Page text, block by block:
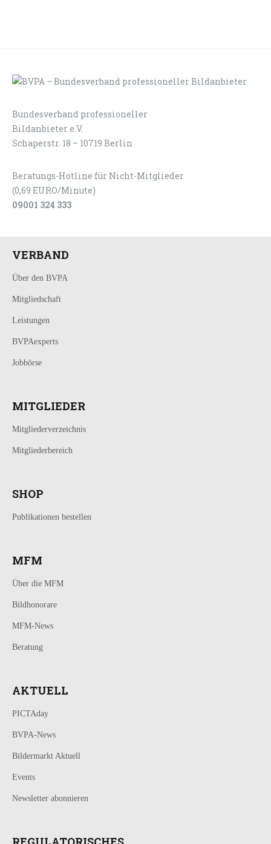
Bundesverband professioneller
Bildanbieter e.V.
Schaperstr. 18 – 10719 Berlin
Beratungs-Hotline für Nicht-Mitglieder
(0,69 EURO/Minute)
09001 324 333
VERBAND
Über den BVPA
Mitgliedschaft
Leistungen
BVPAexperts
Jobbörse
MITGLIEDER
Mitgliederverzeichnis
Mitgliederbereich
SHOP
Publikationen bestellen
MFM
Über die MFM
Bildhonorare
MFM-News
Beratung
AKTUELL
PICTAday
BVPA-News
Bildermarkt Aktuell
Events
Newsletter abonnieren